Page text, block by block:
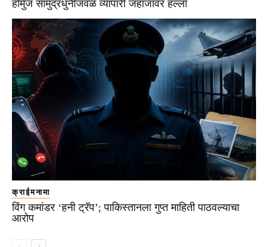
होर्मुज सामुद्रधुनीजवळ व्यापारी जहाजावर हल्ला
क्राईमनामा
विंग कमांडर ‘हनी ट्रॅप’; पाकिस्तानला गुप्त माहिती पाठवल्याचा
आरोप